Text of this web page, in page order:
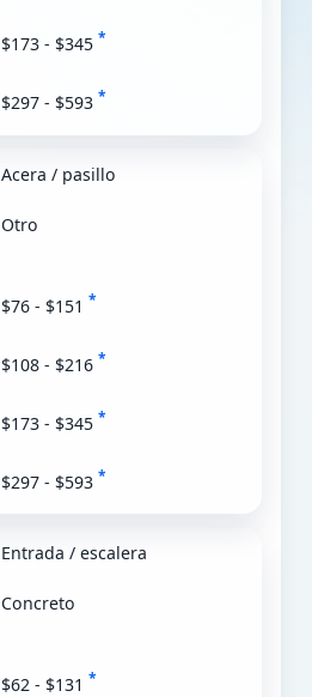
$173 - $345 *
$297 - $593 *
Acera / pasillo
Otro
$76 - $151 *
$108 - $216 *
$173 - $345 *
$297 - $593 *
Entrada / escalera
Concreto
$62 - $131 *